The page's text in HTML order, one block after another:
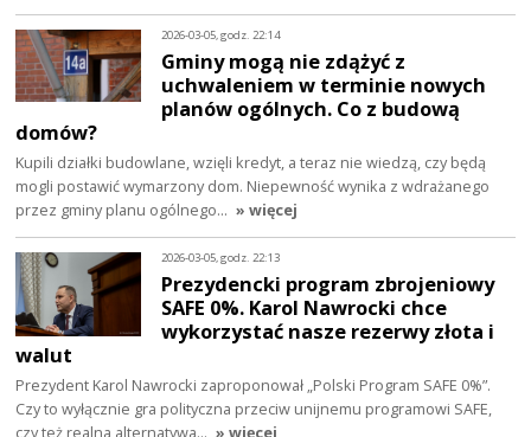
2026-03-05, godz. 22:14
Gminy mogą nie zdążyć z
uchwaleniem w terminie nowych
planów ogólnych. Co z budową
domów?
Kupili działki budowlane, wzięli kredyt, a teraz nie wiedzą, czy będą
mogli postawić wymarzony dom. Niepewność wynika z wdrażanego
przez gminy planu ogólnego… » więcej
2026-03-05, godz. 22:13
Prezydencki program zbrojeniowy
SAFE 0%. Karol Nawrocki chce
wykorzystać nasze rezerwy złota i
walut
Prezydent Karol Nawrocki zaproponował „Polski Program SAFE 0%”.
Czy to wyłącznie gra polityczna przeciw unijnemu programowi SAFE,
czy też realna alternatywa… » więcej